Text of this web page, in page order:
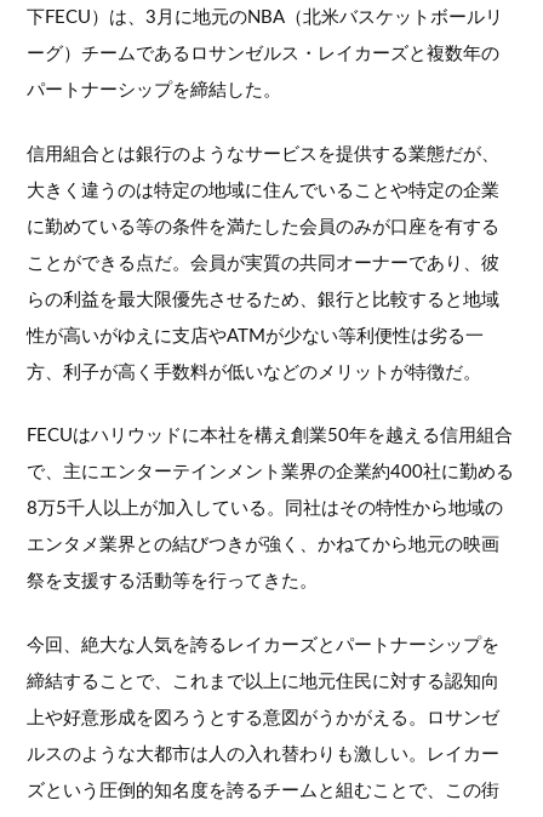
下FECU）は、3月に地元のNBA（北米バスケットボールリ
ーグ）チームであるロサンゼルス・レイカーズと複数年の
パートナーシップを締結した。
信用組合とは銀行のようなサービスを提供する業態だが、
大きく違うのは特定の地域に住んでいることや特定の企業
に勤めている等の条件を満たした会員のみが口座を有する
ことができる点だ。会員が実質の共同オーナーであり、彼
らの利益を最大限優先させるため、銀行と比較すると地域
性が高いがゆえに支店やATMが少ない等利便性は劣る一
方、利子が高く手数料が低いなどのメリットが特徴だ。
FECUはハリウッドに本社を構え創業50年を越える信用組合
で、主にエンターテインメント業界の企業約400社に勤める
8万5千人以上が加入している。同社はその特性から地域の
エンタメ業界との結びつきが強く、かねてから地元の映画
祭を支援する活動等を行ってきた。
今回、絶大な人気を誇るレイカーズとパートナーシップを
締結することで、これまで以上に地元住民に対する認知向
上や好意形成を図ろうとする意図がうかがえる。ロサンゼ
ルスのような大都市は人の入れ替わりも激しい。レイカー
ズという圧倒的知名度を誇るチームと組むことで、この街